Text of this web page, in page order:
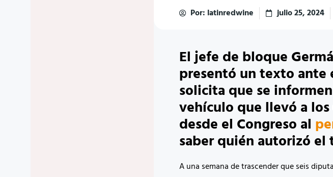
Por: latinredwine julio 25, 2024
El jefe de bloque
presentó un texto ante
solicita que se
vehículo que llevó a
desde el Congreso al
saber quién autorizó el
A una semana de trascender que seis